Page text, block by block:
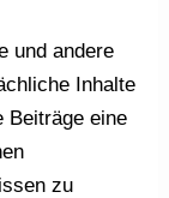
und andere
Inhalte
Beiträge eine
zu